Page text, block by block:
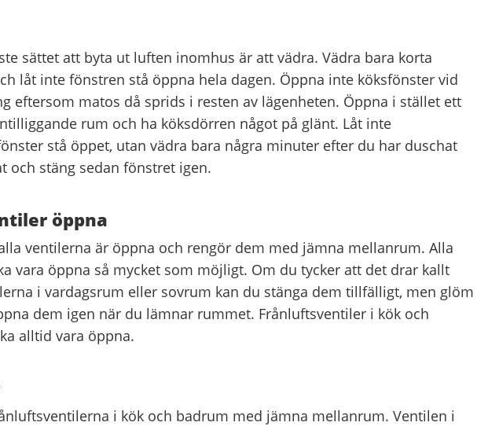
sättet att byta ut luften inomhus är att vädra. Vädra bara korta
låt inte fönstren stå öppna hela dagen. Öppna inte köksfönster vid
eftersom matos då sprids i resten av lägenheten. Öppna i stället ett
rum och ha köksdörren något på glänt. Låt inte
stå öppet, utan vädra bara några minuter efter du har duschat
och stäng sedan fönstret igen.
öppna
ventilerna är öppna och rengör dem med jämna mellanrum. Alla
vara öppna så mycket som möjligt. Om du tycker att det drar kallt
i vardagsrum eller sovrum kan du stänga dem tillfälligt, men glöm
dem igen när du lämnar rummet. Frånluftsventiler i kök och
alltid vara öppna.
i kök och badrum med jämna mellanrum. Ventilen i